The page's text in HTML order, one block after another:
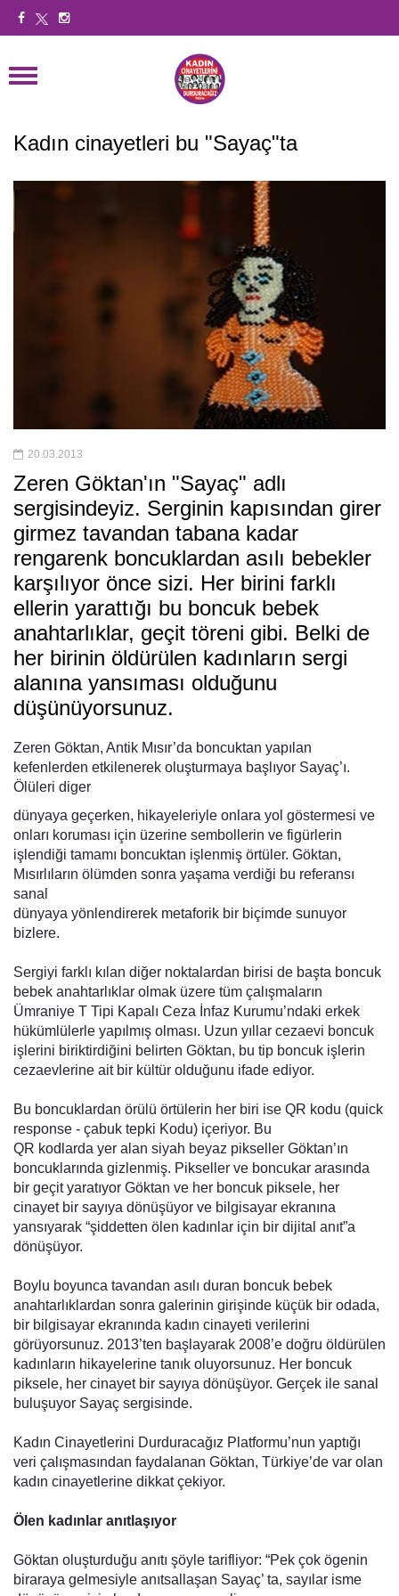
Kadın cinayetleri bu "Sayaç"ta
20.03.2013
Zeren Göktan'ın "Sayaç" adlı
sergisindeyiz. Serginin kapısından girer
girmez tavandan tabana kadar
rengarenk boncuklardan asılı bebekler
karşılıyor önce sizi. Her birini farklı
ellerin yarattığı bu boncuk bebek
anahtarlıklar, geçit töreni gibi. Belki de
her birinin öldürülen kadınların sergi
alanına yansıması olduğunu
düşünüyorsunuz.
Zeren Göktan, Antik Mısır’da boncuktan yapılan
kefenlerden etkilenerek oluşturmaya başlıyor Sayaç’ı.
Ölüleri diger
dünyaya geçerken, hikayeleriyle onlara yol göstermesi ve
onları koruması için üzerine sembollerin ve figürlerin
işlendiği tamamı boncuktan işlenmiş örtüler. Göktan,
Mısırlıların ölümden sonra yaşama verdiği bu referansı
sanal
dünyaya yönlendirerek metaforik bir biçimde sunuyor
bizlere.
Sergiyi farklı kılan diğer noktalardan birisi de başta boncuk
bebek anahtarlıklar olmak üzere tüm çalışmaların
Ümraniye T Tipi Kapalı Ceza İnfaz Kurumu’ndaki erkek
hükümlülerle yapılmış olması. Uzun yıllar cezaevi boncuk
işlerini biriktirdiğini belirten Göktan, bu tip boncuk işlerin
cezaevlerine ait bir kültür olduğunu ifade ediyor.
Bu boncuklardan örülü örtülerin her biri ise QR kodu (quick
response - çabuk tepki Kodu) içeriyor. Bu
QR kodlarda yer alan siyah beyaz pikseller Göktan’ın
boncuklarında gizlenmiş. Pikseller ve boncukar arasında
bir geçit yaratıyor Göktan ve her boncuk piksele, her
cinayet bir sayıya dönüşüyor ve bilgisayar ekranına
yansıyarak “şiddetten ölen kadınlar için bir dijital anıt”a
dönüşüyor.
Boylu boyunca tavandan asılı duran boncuk bebek
anahtarlıklardan sonra galerinin girişinde küçük bir odada,
bir bilgisayar ekranında kadın cinayeti verilerini
görüyorsunuz. 2013’ten başlayarak 2008’e doğru öldürülen
kadınların hikayelerine tanık oluyorsunuz. Her boncuk
piksele, her cinayet bir sayıya dönüşüyor. Gerçek ile sanal
buluşuyor Sayaç sergisinde.
Kadın Cinayetlerini Durduracağız Platformu’nun yaptığı
veri çalışmasından faydalanan Göktan, Türkiye’de var olan
kadın cinayetlerine dikkat çekiyor.
Ölen kadınlar anıtlaşıyor
Göktan oluşturduğu anıtı şöyle tarifliyor: “Pek çok ögenin
biraraya gelmesiyle anıtsallaşan Sayaç’ ta, sayılar isme